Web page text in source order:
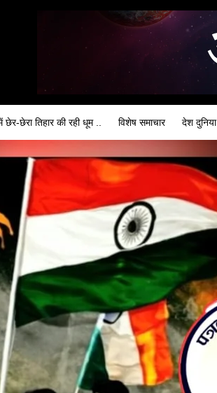
छेरा तिहार की रही धूम .. विशेष समाचार देश दुनिया